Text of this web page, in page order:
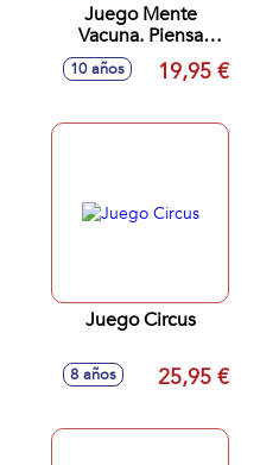
Juego Mente
Vacuna. Piensa
Como El Rebaño!
10 años 19,95 €
Juego Circus
8 años 25,95 €